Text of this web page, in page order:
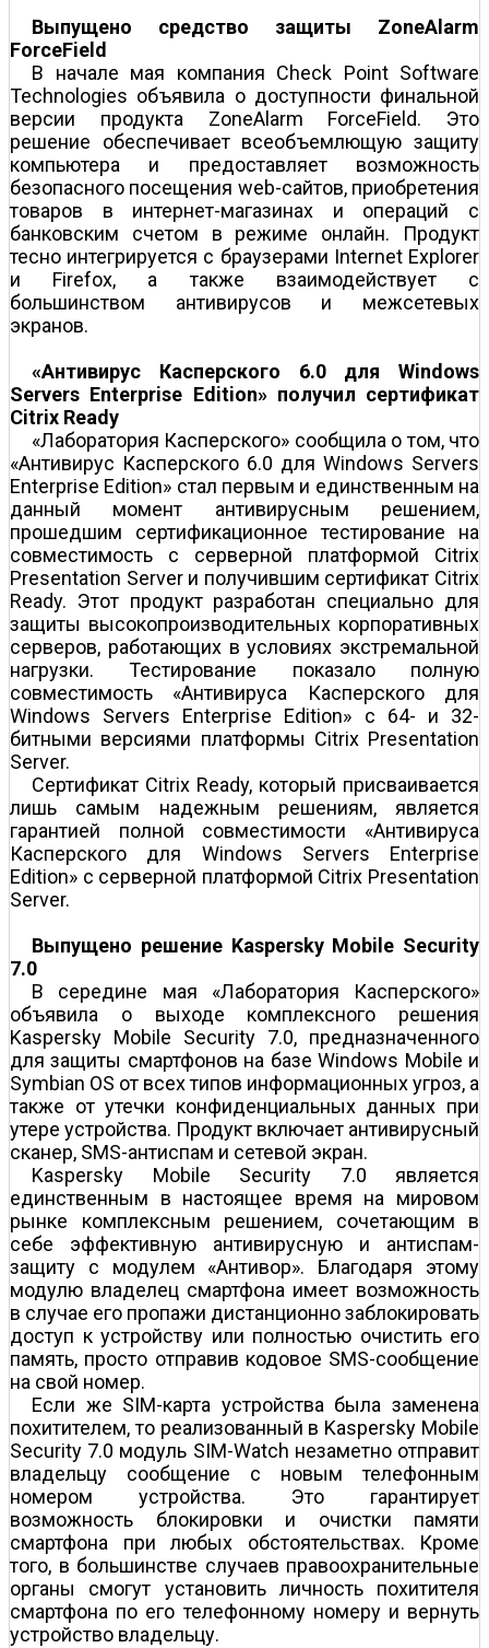
Выпущено средство защиты ZoneAlarm
ForceField
В начале мая компания Check Point Software
Technologies объявила о доступности финальной
версии продукта ZoneAlarm ForceField. Это
решение обеспечивает всеобъемлющую защиту
компьютера и предоставляет возможность
безопасного посещения web-сайтов, приобретения
товаров в интернет-магазинах и операций с
банковским счетом в режиме онлайн. Продукт
тесно интегрируется с браузерами Internet Explorer
и Firefox, а также взаимодействует с
большинством антивирусов и межсетевых
экранов.
«Антивирус Касперского 6.0 для Windows
Servers Enterprise Edition» получил сертификат
Citrix Ready
«Лаборатория Касперского» сообщила о том, что
«Антивирус Касперского 6.0 для Windows Servers
Enterprise Edition» стал первым и единственным на
данный момент антивирусным решением,
прошедшим сертификационное тестирование на
совместимость с серверной платформой Citrix
Presentation Server и получившим сертификат Citrix
Ready. Этот продукт разработан специально для
защиты высокопроизводительных корпоративных
серверов, работающих в условиях экстремальной
нагрузки. Тестирование показало полную
совместимость «Антивируса Касперского для
Windows Servers Enterprise Edition» с 64- и 32-
битными версиями платформы Citrix Presentation
Server.
Сертификат Citrix Ready, который присваивается
лишь самым надежным решениям, является
гарантией полной совместимости «Антивируса
Касперского для Windows Servers Enterprise
Edition» с серверной платформой Citrix Presentation
Server.
Выпущено решение Kaspersky Mobile Security
7.0
В середине мая «Лаборатория Касперского»
объявила о выходе комплексного решения
Kaspersky Mobile Security 7.0, предназначенного
для защиты смартфонов на базе Windows Mobile и
Symbian OS от всех типов информационных угроз, а
также от утечки конфиденциальных данных при
утере устройства. Продукт включает антивирусный
сканер, SMS-антиспам и сетевой экран.
Kaspersky Mobile Security 7.0 является
единственным в настоящее время на мировом
рынке комплексным решением, сочетающим в
себе эффективную антивирусную и антиспам-
защиту с модулем «Антивор». Благодаря этому
модулю владелец смартфона имеет возможность
в случае его пропажи дистанционно заблокировать
доступ к устройству или полностью очистить его
память, просто отправив кодовое SMS-сообщение
на свой номер.
Если же SIM-карта устройства была заменена
похитителем, то реализованный в Kaspersky Mobile
Security 7.0 модуль SIM-Watch незаметно отправит
владельцу сообщение с новым телефонным
номером устройства. Это гарантирует
возможность блокировки и очистки памяти
смартфона при любых обстоятельствах. Кроме
того, в большинстве случаев правоохранительные
органы смогут установить личность похитителя
смартфона по его телефонному номеру и вернуть
устройство владельцу.